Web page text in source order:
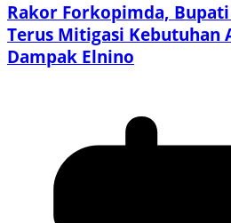
Rakor Forkopimda,
Terus Mitigasi Kebutuhan
Dampak Elnino